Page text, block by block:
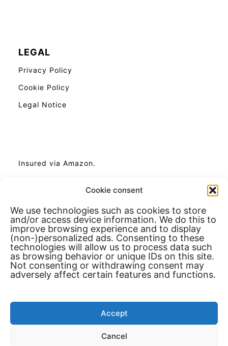
Cookie consent
We use technologies such as cookies to store
and/or access device information. We do this to
improve browsing experience and to display
(non-)personalized ads. Consenting to these
technologies will allow us to process data such
as browsing behavior or unique IDs on this site.
Not consenting or withdrawing consent may
adversely affect certain features and functions.
Accept
Cancel
LEGAL
Privacy Policy
Cookie Policy
Legal Notice
Insured via Amazon.
As Amazon affiliates, we earn revenue from eligible